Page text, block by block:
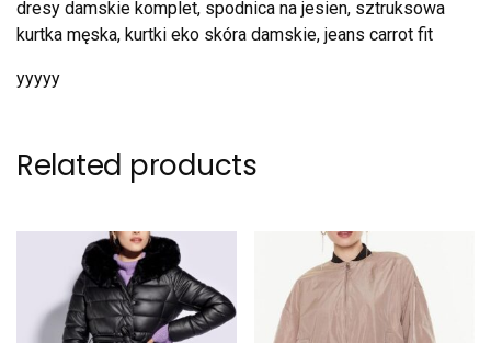
dresy damskie komplet, spodnica na jesien, sztruksowa
kurtka męska, kurtki eko skóra damskie, jeans carrot fit
yyyyy
Related products